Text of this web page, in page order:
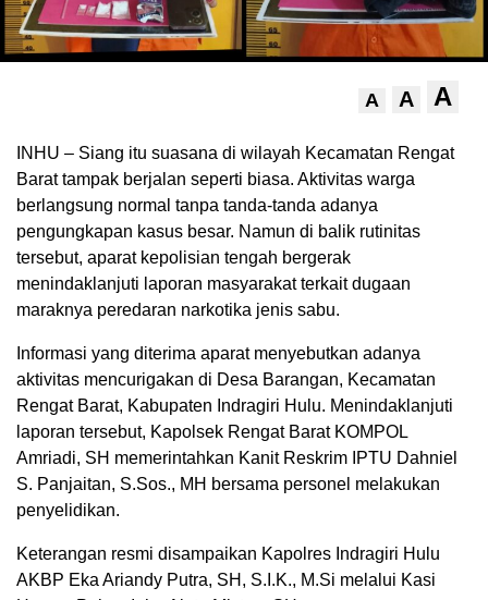
A A A
INHU – Siang itu suasana di wilayah Kecamatan Rengat
Barat tampak berjalan seperti biasa. Aktivitas warga
berlangsung normal tanpa tanda-tanda adanya
pengungkapan kasus besar. Namun di balik rutinitas
tersebut, aparat kepolisian tengah bergerak
menindaklanjuti laporan masyarakat terkait dugaan
maraknya peredaran narkotika jenis sabu.
Informasi yang diterima aparat menyebutkan adanya
aktivitas mencurigakan di Desa Barangan, Kecamatan
Rengat Barat, Kabupaten Indragiri Hulu. Menindaklanjuti
laporan tersebut, Kapolsek Rengat Barat KOMPOL
Amriadi, SH memerintahkan Kanit Reskrim IPTU Dahniel
S. Panjaitan, S.Sos., MH bersama personel melakukan
penyelidikan.
Keterangan resmi disampaikan Kapolres Indragiri Hulu
AKBP Eka Ariandy Putra, SH, S.I.K., M.Si melalui Kasi